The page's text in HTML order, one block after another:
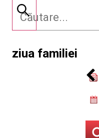
ziua familiei